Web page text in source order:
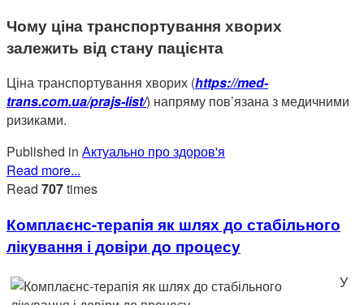
Чому ціна транспортування хворих
залежить від стану пацієнта
Ціна транспортування хворих (https://med-
trans.com.ua/prajs-list/) напряму пов’язана з медичними
ризиками.
Published in Актуально про здоров'я
Read more...
Read 707times
Комплаєнс-терапія як шлях до стабільного
лікування і довіри до процесу
У